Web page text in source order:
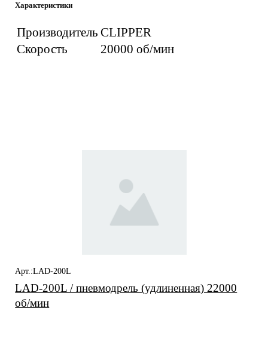
Характеристики
Производитель CLIPPER
Скорость
20000 об/мин
Арт.:LAD-200L
LAD-200L / пневмодрель (удлиненная) 22000
об/мин